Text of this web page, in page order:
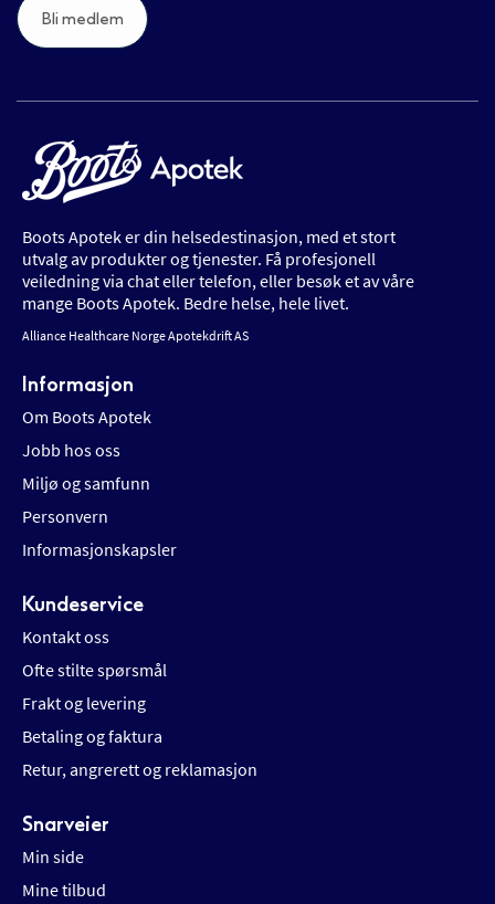
Bli medlem
Boots Apotek er din helsedestinasjon, med et stort
utvalg av produkter og tjenester. Få profesjonell
veiledning via chat eller telefon, eller besøk et av våre
mange Boots Apotek. Bedre helse, hele livet.
Alliance Healthcare Norge Apotekdrift AS
Informasjon
Om Boots Apotek
Jobb hos oss
Miljø og samfunn
Personvern
Informasjonskapsler
Kundeservice
Kontakt oss
Ofte stilte spørsmål
Frakt og levering
Betaling og faktura
Retur, angrerett og reklamasjon
Snarveier
Min side
Mine tilbud